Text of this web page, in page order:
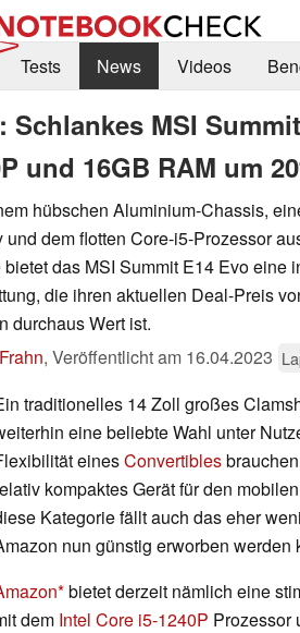
Tests
News Videos
Schlankes MSI
und 16GB RAM um
hübschen Aluminium-Chassis,
und dem flotten Core-i5-Prozessor
bietet das MSI Summit E14 Evo eine
die ihren aktuellen Deal-Preis
durchaus Wert ist.
, Veröffentlicht am 16.04.2023
traditionelles 14 Zoll großes
eine beliebte Wahl unter
einesConvertibles
kompaktes Gerät für den
Kategorie fällt auch das eher
nun günstig erworben werden
bietet derzeit nämlich eine
dem Intel Core i5-1240P Prozessor